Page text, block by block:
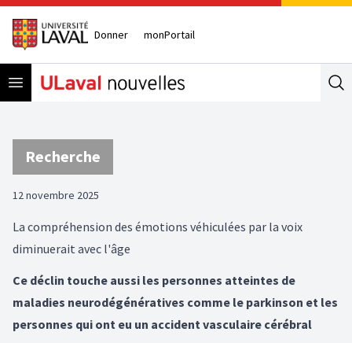
Donner monPortail
Open menu
Recherche
12 novembre 2025
La compréhension des émotions véhiculées par la voix
diminuerait avec l'âge
Ce déclin touche aussi les personnes atteintes de
maladies neurodégénératives comme le parkinson et les
personnes qui ont eu un accident vasculaire cérébral